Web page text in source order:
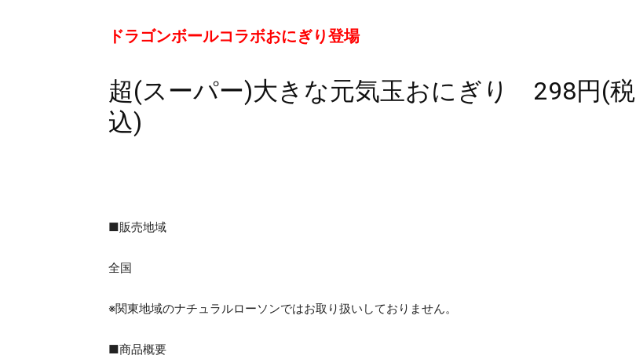
ドラゴンボールコラボおにぎり登場
超(スーパー)大きな元気玉おにぎり 298円(税
込)
■販売地域
全国
※関東地域のナチュラルローソンではお取り扱いしておりません。
■商品概要